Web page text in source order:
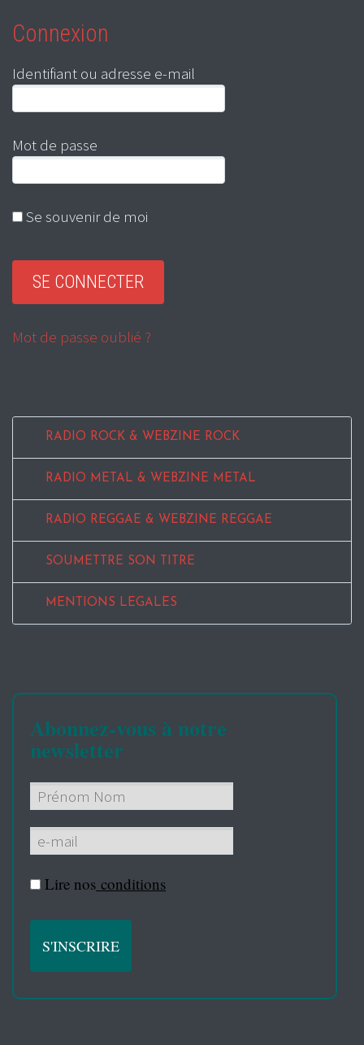
Connexion
Identifiant ou adresse e-mail
Mot de passe
Se souvenir de moi
Mot de passe oublié ?
RADIO ROCK & WEBZINE ROCK
RADIO METAL & WEBZINE METAL
RADIO REGGAE & WEBZINE REGGAE
SOUMETTRE SON TITRE
MENTIONS LEGALES
Abonnez-vous à notre
newsletter
Lire nos conditions